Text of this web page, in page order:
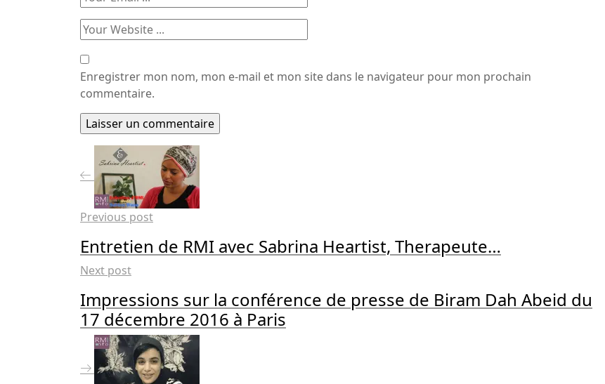
Enregistrer mon nom, mon e-mail et mon site dans le navigateur pour mon prochain
commentaire.
Previous post
Entretien de RMI avec Sabrina Heartist, Therapeute…
Next post
Impressions sur la conférence de presse de Biram Dah Abeid du
17 décembre 2016 à Paris